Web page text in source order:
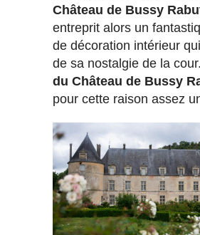
Château de Bussy
entreprit alors un
de décoration intérieur
de sa nostalgie de la
du Château de Bussy
pour cette raison assez